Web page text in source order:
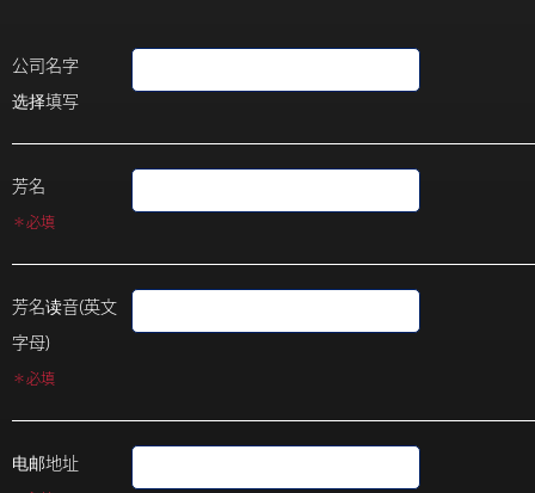
公司名字
选择填写
芳名
＊必填
芳名读音(英文
字母)
＊必填
电邮地址